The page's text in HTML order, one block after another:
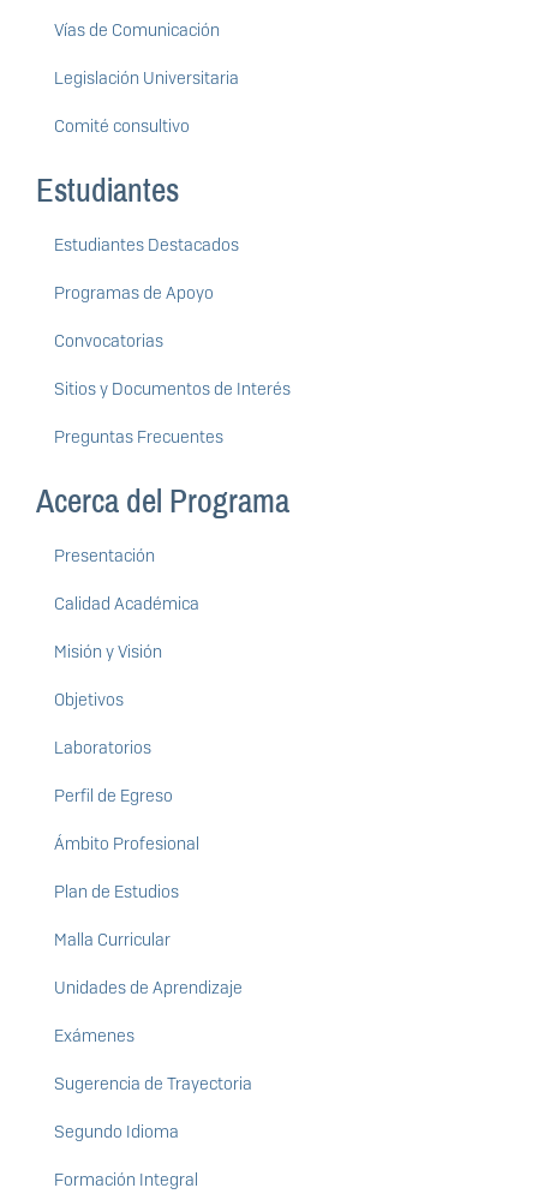
Vías de Comunicación
Legislación Universitaria
Comité consultivo
Estudiantes
Estudiantes Destacados
Programas de Apoyo
Convocatorias
Sitios y Documentos de Interés
Preguntas Frecuentes
Acerca del Programa
Presentación
Calidad Académica
Misión y Visión
Objetivos
Laboratorios
Perfil de Egreso
Ámbito Profesional
Plan de Estudios
Malla Curricular
Unidades de Aprendizaje
Exámenes
Sugerencia de Trayectoria
Segundo Idioma
Formación Integral